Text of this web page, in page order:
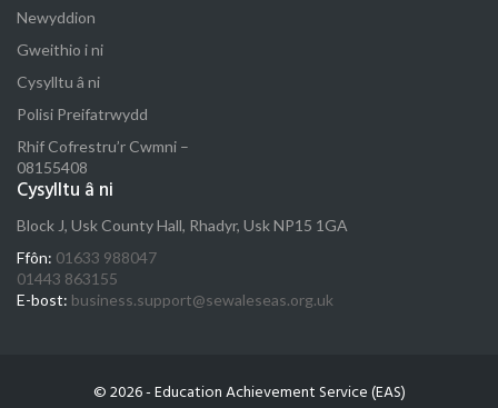
Newyddion
Gweithio i ni
Cysylltu â ni
Polisi Preifatrwydd
Rhif Cofrestru’r Cwmni –
08155408
Cysylltu â ni
Block J, Usk County Hall, Rhadyr, Usk NP15 1GA
Ffôn: 01633 988047
01443 863155
E-bost: business.support@sewaleseas.org.uk
© 2026 - Education Achievement Service (EAS)